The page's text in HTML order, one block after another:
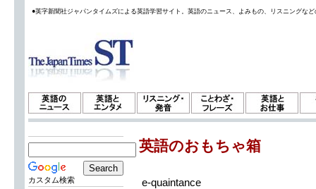
●英字新聞社ジャパンタイムズによる英語学習サイト。英語のニュース、よみもの、リスニングな
カスタム検索
英語のおもちゃ箱
e-quaintance